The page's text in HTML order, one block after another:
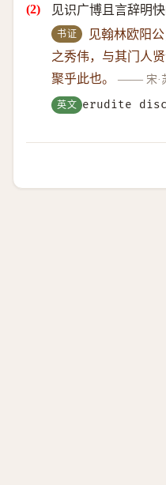
见识广博且言辞明快
书证
见翰林欧阳
之秀伟，与其门人
聚乎此也。
—— 宋·
英文 erudite